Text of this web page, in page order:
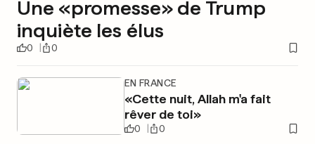
Une «promesse» de Trump
inquiète les élus
0 0
EN FRANCE
«Cette nuit, Allah m'a fait
rêver de toi»
0 0